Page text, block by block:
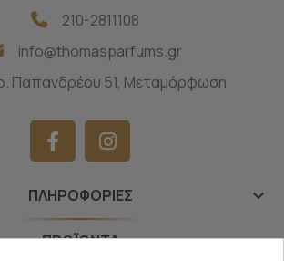
210-2811108
info@thomasparfums.gr
Παπανδρέου 51, Μεταμόρφωση
ΠΛΗΡΟΦΟΡΊΕΣ keyboard_arrow_down
ΠΡΟΪΌΝΤΑ keyboard_arrow_down